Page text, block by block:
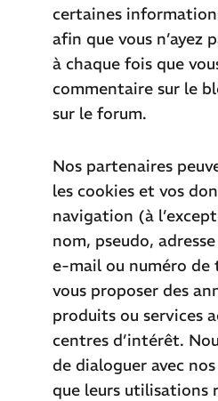
certaines
afin que vous n’ayez
à chaque fois que
commentaire sur le
sur le forum.
Nos partenaires
les cookies et vos
navigation (à
nom, pseudo,
e-mail ou numéro de
vous proposer des
produits ou services
centres d’intérêt.
de dialoguer avec
que leurs utilisations